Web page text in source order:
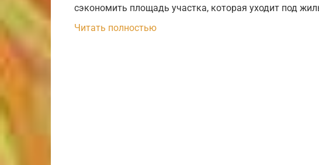
сэкономить площадь участка, которая уходит под
Читать полностью